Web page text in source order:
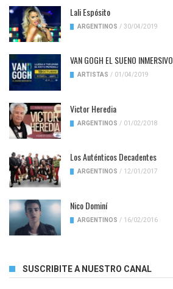
Lali Espósito
ARGENTINOS / 30/04/2019
VAN GOGH EL SUENO INMERSIVO
ARTISTAS / 01/04/2019
Victor Heredia
ARGENTINOS / 01/02/2018
Los Auténticos Decadentes
ARGENTINOS / 12/01/2017
Nico Dominí
ARGENTINOS / 16/02/2016
SUSCRIBITE A NUESTRO CANAL